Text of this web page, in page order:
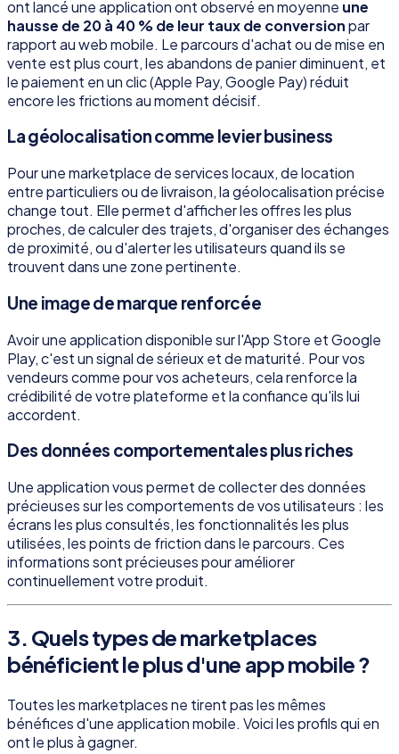
ont lancé une application ont observé en moyenne une
hausse de 20 à 40 % de leur taux de conversionpar
rapport au web mobile. Le parcours d'achat ou de mise en
vente est plus court, les abandons de panier diminuent, et
le paiement en un clic (Apple Pay, Google Pay) réduit
encore les frictions au moment décisif.
La géolocalisation comme levier business
Pour une marketplace de services locaux, de location
entre particuliers ou de livraison, la géolocalisation précise
change tout. Elle permet d'afficher les offres les plus
proches, de calculer des trajets, d'organiser des échanges
de proximité, ou d'alerter les utilisateurs quand ils se
trouvent dans une zone pertinente.
Une image de marque renforcée
Avoir une application disponible sur l'App Store et Google
Play, c'est un signal de sérieux et de maturité. Pour vos
vendeurs comme pour vos acheteurs, cela renforce la
crédibilité de votre plateforme et la confiance qu'ils lui
accordent.
Des données comportementales plus riches
Une application vous permet de collecter des données
précieuses sur les comportements de vos utilisateurs : les
écrans les plus consultés, les fonctionnalités les plus
utilisées, les points de friction dans le parcours. Ces
informations sont précieuses pour améliorer
continuellement votre produit.
3. Quels types de marketplaces
bénéficient le plus d'une app mobile ?
Toutes les marketplaces ne tirent pas les mêmes
bénéfices d'une application mobile. Voici les profils qui en
ont le plus à gagner.